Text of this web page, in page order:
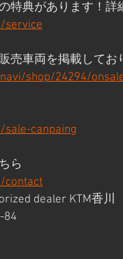
特典があります！詳
service
売車両を掲載してお
shop/24294/
canpaing
ら
contact
dealer KTM香川
84